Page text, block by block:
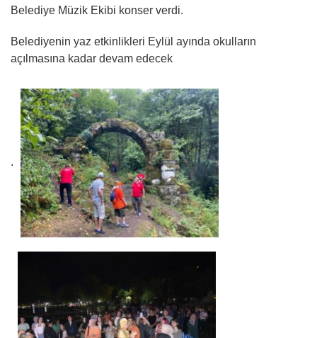
Belediye Müzik Ekibi konser verdi.
Belediyenin yaz etkinlikleri Eylül ayında okulların
açılmasına kadar devam edecek
.